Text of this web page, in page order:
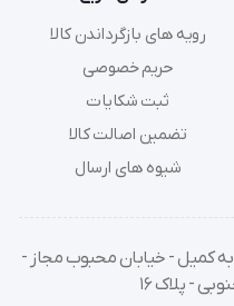
رویه های بازگرداندن کالا
حریم خصوصی
ثبت شکایات
تضمین اصالت کالا
شیوه های ارسال
کمیل - خیابان محبوب مجاز -
- پلاک 16